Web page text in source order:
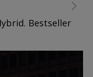
Bestseller